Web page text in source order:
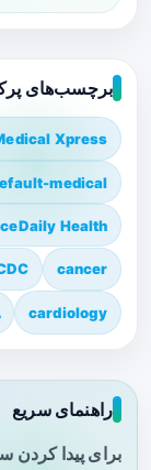
برچسب‌های
Xpress
medical
Health
cancer
cardiology
راهنمای سریع
برای پیدا کردن